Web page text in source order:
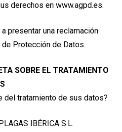
derechos en www.agpd.es.
presentar una reclamación
Protección de Datos.
SOBRE EL TRATAMIENTO
del tratamiento de sus datos?
IBÉRICA S.L.